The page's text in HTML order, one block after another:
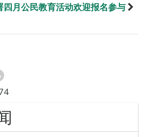
四月公民教育活动欢迎报名参与